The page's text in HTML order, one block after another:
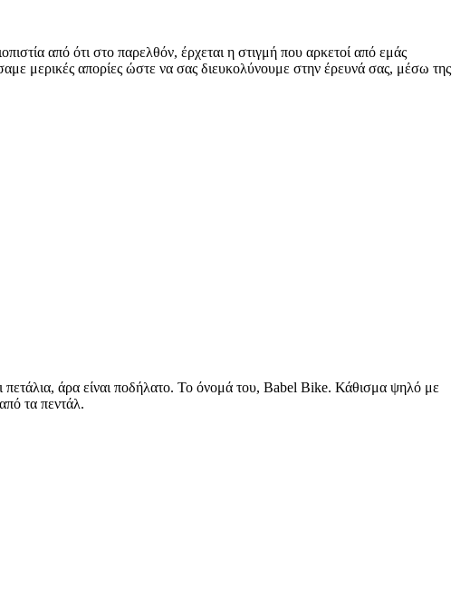
από ότι στο παρελθόν, έρχεται η στιγμή που αρκετοί από εμάς
μερικές απορίες ώστε να σας διευκολύνουμε στην έρευνά σας, μέσω της
πετάλια, άρα είναι ποδήλατο. Το όνομά του, Babel Bike. Κάθισμα ψηλό με
τα πεντάλ.